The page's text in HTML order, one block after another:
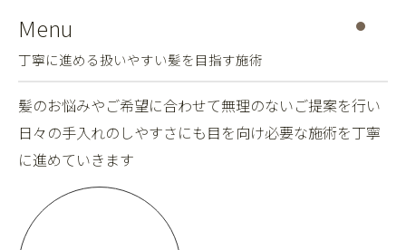
Menu
丁寧に進める扱いやすい髪を目指す施術
髪のお悩みやご希望に合わせて無理のないご提案を行い
日々の手入れのしやすさにも目を向け必要な施術を丁寧
に進めていきます